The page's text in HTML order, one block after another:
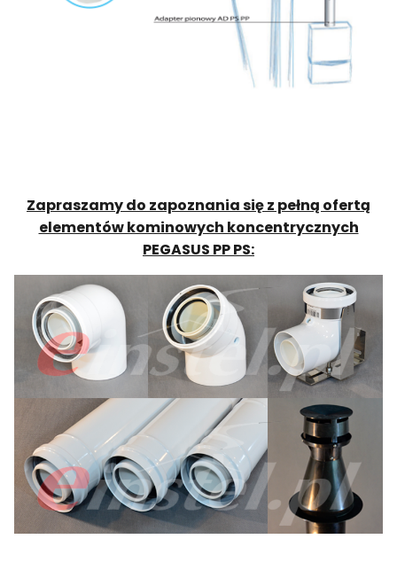
Zapraszamy do zapoznania się z pełną ofertą
elementów kominowych koncentrycznych
PEGASUS PP PS: